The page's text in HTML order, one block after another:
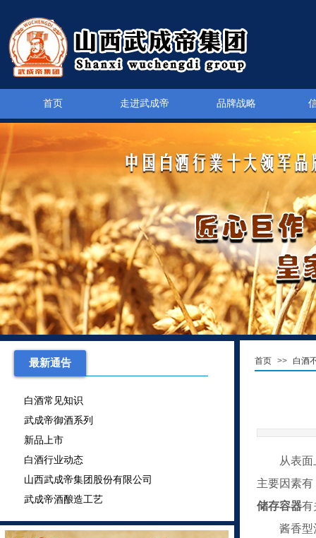
首页 走进武成帝 品牌战略
武成帝御酒系列
新品上市
白酒行业动态
山西武成帝集团股份有限公司
武成帝酒酿造工艺
酒文化
白酒常见知识
最新通告 首页 >> 白酒
从表
主要因素有
储存容器有
酱香型